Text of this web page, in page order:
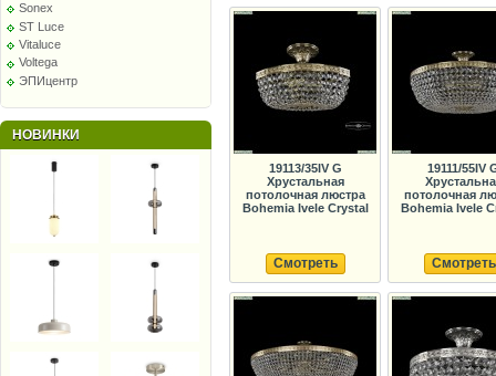
Sonex
ST Luce
Vitaluce
Voltega
ЭПИцентр
НОВИНКИ
19113/35IV G
Хрустальная
потолочная люстра
Bohemia Ivele Crystal
Смотреть
19111/55IV
потолочная
Bohemia Ivele
Смотреть